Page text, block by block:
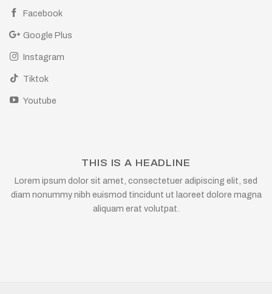
Facebook
Google Plus
Instagram
Tiktok
Youtube
THIS IS A HEADLINE
Lorem ipsum dolor sit amet, consectetuer adipiscing elit, sed
diam nonummy nibh euismod tincidunt ut laoreet dolore magna
aliquam erat volutpat.